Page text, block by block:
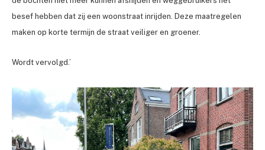
besef hebben dat zij een woonstraat inrijden. Deze maatregelen
maken op korte termijn de straat veiliger en groener.
Wordt vervolgd.’